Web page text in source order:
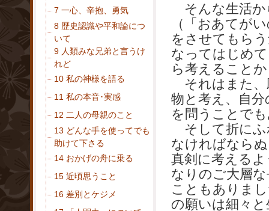
7 一心、辛抱、勇気
8 歴史認識や平和論につ
いて
9 人類みな兄弟と言うけ
れど
10 私の神様を語る
11 私の本音･実感
12 二人の母親のこと
13 どんな手を使ってでも
助けて下さる
14 おかげの舟に乗る
15 近頃思うこと
16 差別とケジメ
そんな生活か
（「おあてが
をさせてもら
なってはじめ
ら考えること
それはまた、
物と考え、自
を問うことで
そして折にふ
なければなら
真剣に考える
なりのご大層
こともありま
の願いは細々